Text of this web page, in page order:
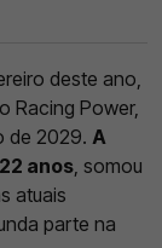
deste ano,
Racing Power,
de 2029. A
anos , somou
atuais
parte na